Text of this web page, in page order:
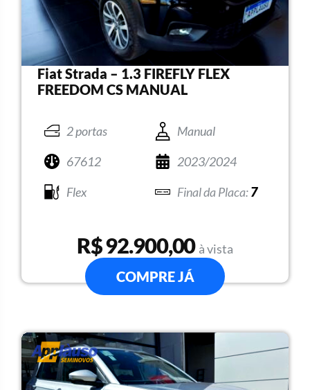
Fiat Strada – 1.3 FIREFLY FLEX
FREEDOM CS MANUAL
2 portas
Manual
67612
2023/2024
Flex
7
R$ 92.900,00 à vista
COMPRE JÁ